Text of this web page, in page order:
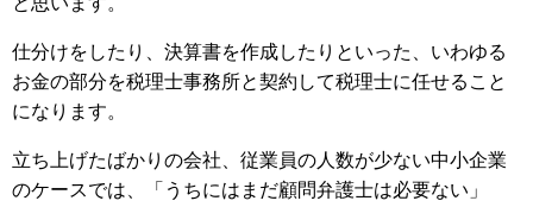
仕分けをしたり、決算書を作成したりといった、いわゆる
お金の部分を税理士事務所と契約して税理士に任せること
になります。
立ち上げたばかりの会社、従業員の人数が少ない中小企業
のケースでは、「うちにはまだ顧問弁護士は必要ない」